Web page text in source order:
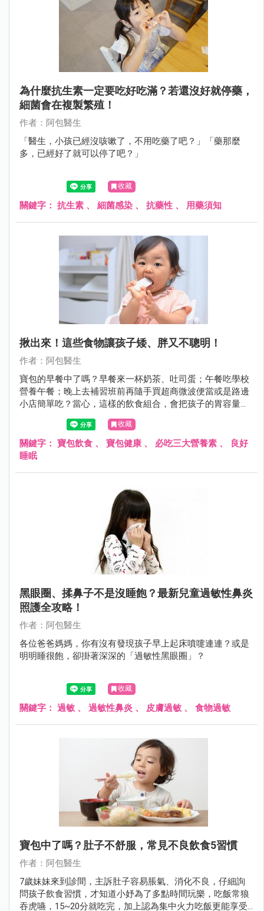
為什麼抗生素一定要吃好吃滿？若還沒好就停藥，
細菌會在複製繁殖！
作者：阿包醫生
「醫生，小孩已經沒咳嗽了，不用吃藥了吧？」「藥那麼
多，已經好了就可以停了吧？」
收藏
關鍵字： 抗生素 、 細菌感染 、 抗藥性 、 用藥須知
揪出來！這些食物讓孩子矮、胖又不聰明！
作者：阿包醫生
寶包的早餐中了嗎？早餐來一杯奶茶、吐司蛋；午餐吃學校
營養午餐；晚上去補習班前再隨手買超商微波便當或是路邊
小店簡單吃？當心，這樣的飲食組合，會把孩子的胃容量佔
滿，也無法多攝取營養價值更高的食物。
收藏
關鍵字： 寶包飲食 、 寶包健康 、 必吃三大營養素 、
良好
睡眠
黑眼圈、揉鼻子不是沒睡飽？最新兒童過敏性鼻炎
照護全攻略！
作者：阿包醫生
各位爸爸媽媽，你有沒有發現孩子早上起床噴嚏連連？或是
明明睡很飽，卻掛著深深的「過敏性黑眼圈」？
收藏
關鍵字： 過敏 、 過敏性鼻炎 、 皮膚過敏 、 食物過敏
寶包中了嗎？肚子不舒服，常見不良飲食5習慣
作者：阿包醫生
7歲妹妹來到診間，主訴肚子容易脹氣、消化不良，仔細詢
問孩子飲食習慣，才知道小妤為了多點時間玩樂，吃飯常狼
吞虎嚥，15~20分就吃完，加上認為集中火力吃飯更能享受